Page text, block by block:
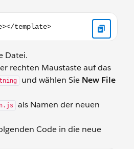
Datei.
rechten Maustaste auf das
und wählen Sie New File
als Namen der neuen
Code in die neue